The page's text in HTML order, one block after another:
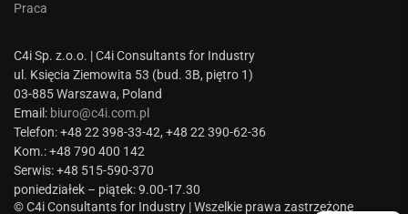
Praca
C4i Sp. z.o.o. | C4i Consultants for Industry
ul. Księcia Ziemowita 53 (bud. 3B, piętro 1)
03-885 Warszawa, Poland
Email: biuro@c4i.com.pl
Telefon: +48 22 398-33-42, +48 22 390-62-36
Kom.: +48 790 400 142
Serwis: +48 515-590-370
poniedziałek – piątek: 9.00-17.30
© C4i Consultants for Industry | Wszelkie prawa zastrzeżone